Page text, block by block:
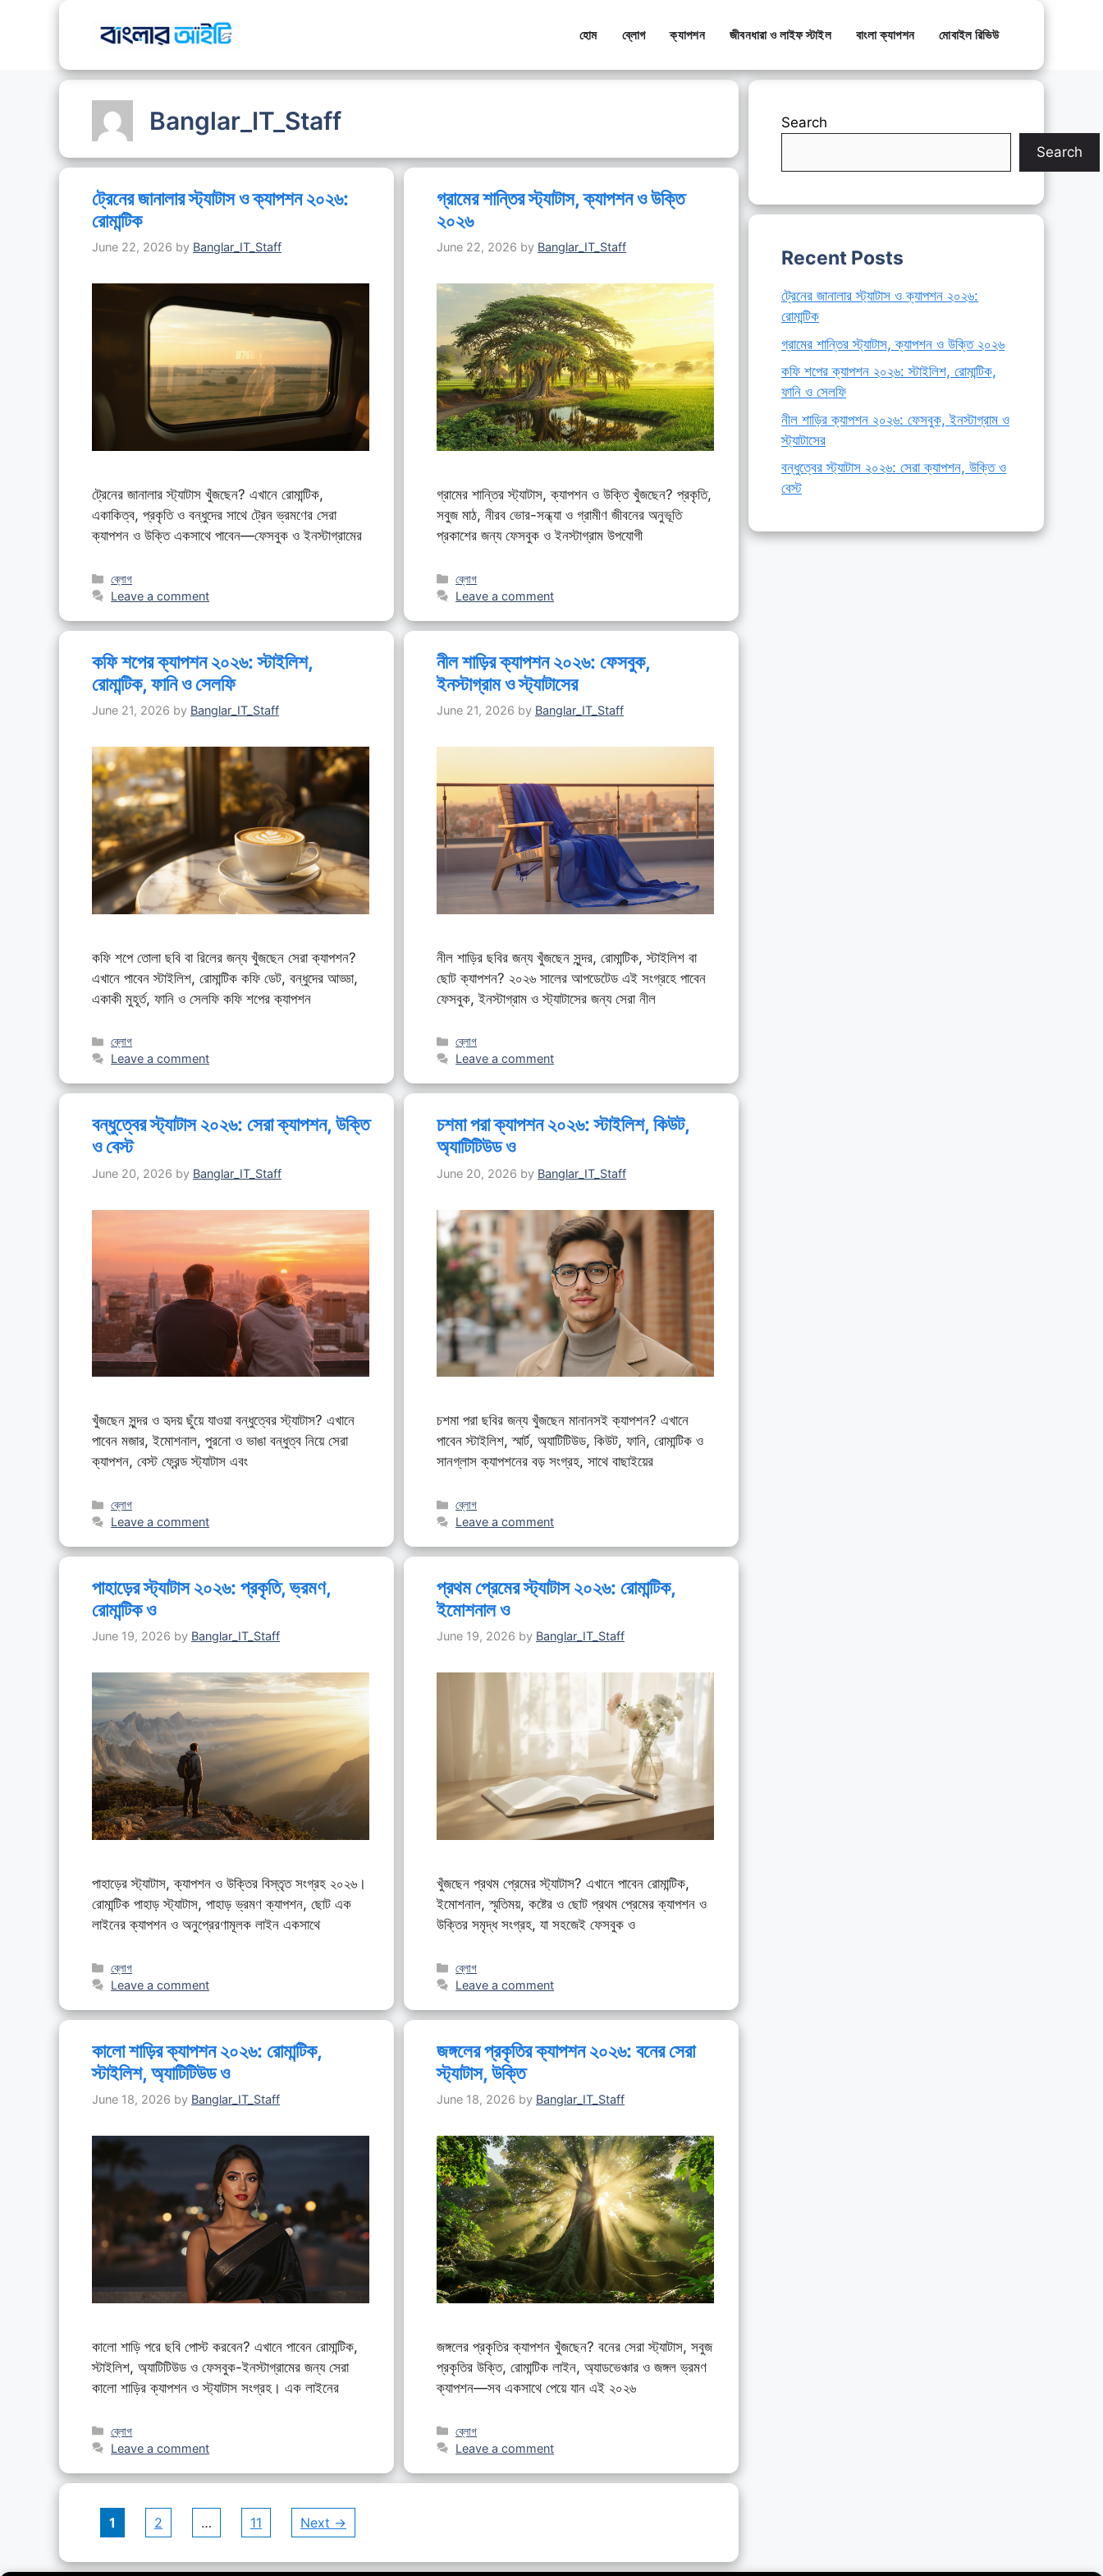
হোম ব্লোগ ক্যাপশন জীবনধারা ও লাইফ স্টাইল বাংলা ক্যাপশন মোবাইল রিভিউ
Banglar_IT_Staff
ট্রেনের জানালার স্ট্যাটাস ও ক্যাপশন ২০২৬:
রোমান্টিক
June 22, 2026 by Banglar_IT_Staff
ট্রেনের জানালার স্ট্যাটাস খুঁজছেন? এখানে রোমান্টিক,
একাকিত্ব, প্রকৃতি ও বন্ধুদের সাথে ট্রেন ভ্রমণের সেরা
ক্যাপশন ও উক্তি একসাথে পাবেন—ফেসবুক ও ইনস্টাগ্রামের
Categories
ব্লোগ
Leave a comment
গ্রামের শান্তির স্ট্যাটাস, ক্যাপশন ও উক্তি
২০২৬
June 22, 2026 by Banglar_IT_Staff
গ্রামের শান্তির স্ট্যাটাস, ক্যাপশন ও উক্তি খুঁজছেন? প্রকৃতি,
সবুজ মাঠ, নীরব ভোর-সন্ধ্যা ও গ্রামীণ জীবনের অনুভূতি
প্রকাশের জন্য ফেসবুক ও ইনস্টাগ্রাম উপযোগী
Categories
ব্লোগ
Leave a comment
কফি শপের ক্যাপশন ২০২৬: স্টাইলিশ,
রোমান্টিক, ফানি ও সেলফি
June 21, 2026 by Banglar_IT_Staff
কফি শপে তোলা ছবি বা রিলের জন্য খুঁজছেন সেরা ক্যাপশন?
এখানে পাবেন স্টাইলিশ, রোমান্টিক কফি ডেট, বন্ধুদের আড্ডা,
একাকী মুহূর্ত, ফানি ও সেলফি কফি শপের ক্যাপশন
Categories
ব্লোগ
Leave a comment
নীল শাড়ির ক্যাপশন ২০২৬: ফেসবুক,
ইনস্টাগ্রাম ও স্ট্যাটাসের
June 21, 2026 by Banglar_IT_Staff
নীল শাড়ির ছবির জন্য খুঁজছেন সুন্দর, রোমান্টিক, স্টাইলিশ বা
ছোট ক্যাপশন? ২০২৬ সালের আপডেটেড এই সংগ্রহে পাবেন
ফেসবুক, ইনস্টাগ্রাম ও স্ট্যাটাসের জন্য সেরা নীল
Categories
ব্লোগ
Leave a comment
বন্ধুত্বের স্ট্যাটাস ২০২৬: সেরা ক্যাপশন, উক্তি
ও বেস্ট
June 20, 2026 by Banglar_IT_Staff
খুঁজছেন সুন্দর ও হৃদয় ছুঁয়ে যাওয়া বন্ধুত্বের স্ট্যাটাস? এখানে
পাবেন মজার, ইমোশনাল, পুরনো ও ভাঙা বন্ধুত্ব নিয়ে সেরা
ক্যাপশন, বেস্ট ফ্রেন্ড স্ট্যাটাস এবং
Categories
ব্লোগ
Leave a comment
চশমা পরা ক্যাপশন ২০২৬: স্টাইলিশ, কিউট,
অ্যাটিটিউড ও
June 20, 2026 by Banglar_IT_Staff
চশমা পরা ছবির জন্য খুঁজছেন মানানসই ক্যাপশন? এখানে
পাবেন স্টাইলিশ, স্মার্ট, অ্যাটিটিউড, কিউট, ফানি, রোমান্টিক ও
সানগ্লাস ক্যাপশনের বড় সংগ্রহ, সাথে বাছাইয়ের
Categories
ব্লোগ
Leave a comment
পাহাড়ের স্ট্যাটাস ২০২৬: প্রকৃতি, ভ্রমণ,
রোমান্টিক ও
June 19, 2026 by Banglar_IT_Staff
পাহাড়ের স্ট্যাটাস, ক্যাপশন ও উক্তির বিস্তৃত সংগ্রহ ২০২৬।
রোমান্টিক পাহাড় স্ট্যাটাস, পাহাড় ভ্রমণ ক্যাপশন, ছোট এক
লাইনের ক্যাপশন ও অনুপ্রেরণামূলক লাইন একসাথে
Categories
ব্লোগ
Leave a comment
প্রথম প্রেমের স্ট্যাটাস ২০২৬: রোমান্টিক,
ইমোশনাল ও
June 19, 2026 by Banglar_IT_Staff
খুঁজছেন প্রথম প্রেমের স্ট্যাটাস? এখানে পাবেন রোমান্টিক,
ইমোশনাল, স্মৃতিময়, কষ্টের ও ছোট প্রথম প্রেমের ক্যাপশন ও
উক্তির সমৃদ্ধ সংগ্রহ, যা সহজেই ফেসবুক ও
Categories
ব্লোগ
Leave a comment
কালো শাড়ির ক্যাপশন ২০২৬: রোমান্টিক,
স্টাইলিশ, অ্যাটিটিউড ও
June 18, 2026 by Banglar_IT_Staff
কালো শাড়ি পরে ছবি পোস্ট করবেন? এখানে পাবেন রোমান্টিক,
স্টাইলিশ, অ্যাটিটিউড ও ফেসবুক-ইনস্টাগ্রামের জন্য সেরা
কালো শাড়ির ক্যাপশন ও স্ট্যাটাস সংগ্রহ। এক লাইনের
Categories
ব্লোগ
Leave a comment
জঙ্গলের প্রকৃতির ক্যাপশন ২০২৬: বনের সেরা
স্ট্যাটাস, উক্তি
June 18, 2026 by Banglar_IT_Staff
জঙ্গলের প্রকৃতির ক্যাপশন খুঁজছেন? বনের সেরা স্ট্যাটাস, সবুজ
প্রকৃতির উক্তি, রোমান্টিক লাইন, অ্যাডভেঞ্চার ও জঙ্গল ভ্রমণ
ক্যাপশন—সব একসাথে পেয়ে যান এই ২০২৬
Categories
ব্লোগ
Leave a comment
Page
1 Page
2 … Page
11 Next →
Search
Search
Recent Posts
ট্রেনের জানালার স্ট্যাটাস ও ক্যাপশন ২০২৬:
রোমান্টিক
গ্রামের শান্তির স্ট্যাটাস, ক্যাপশন ও উক্তি ২০২৬
কফি শপের ক্যাপশন ২০২৬: স্টাইলিশ, রোমান্টিক,
ফানি ও সেলফি
নীল শাড়ির ক্যাপশন ২০২৬: ফেসবুক, ইনস্টাগ্রাম ও
স্ট্যাটাসের
বন্ধুত্বের স্ট্যাটাস ২০২৬: সেরা ক্যাপশন, উক্তি ও
বেস্ট